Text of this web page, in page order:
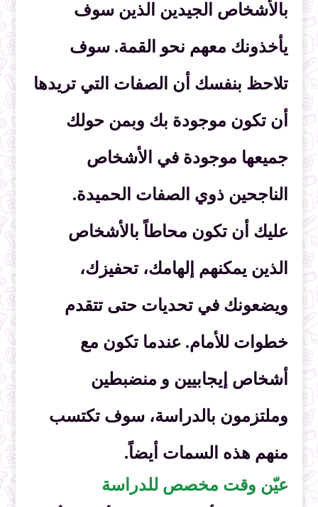
بالأشخاص الجيدين الذين سوف
يأخذونك معهم نحو القمة. سوف
تلاحظ بنفسك أن الصفات التي تريدها
أن تكون موجودة بك وبمن حولك
جميعها موجودة في الأشخاص
الناجحين ذوي الصفات الحميدة.
عليك أن تكون محاطاً بالأشخاص
الذين يمكنهم إلهامك، تحفيزك،
ويضعونك في تحديات حتى تتقدم
خطوات للأمام. عندما تكون مع
أشخاص إيجابيين و منضبطين
وملتزمون بالدراسة، سوف تكتسب
منهم هذه السمات أيضاً.
عيّن وقت مخصص للدراسة